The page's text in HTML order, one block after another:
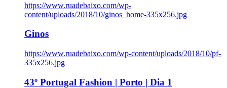
https://www.ruadebaixo.com/wp-
content/uploads/2018/10/ginos_home-335x256.jpg
Ginos
https://www.ruadebaixo.com/wp-content/uploads/2018/10/pf-
335x256.jpg
43º Portugal Fashion | Porto | Dia 1